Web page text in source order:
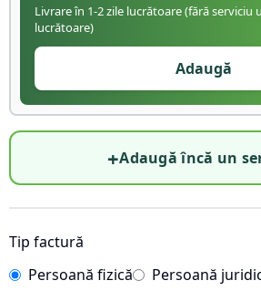
Livrare în 1-2 zile lucrătoare (fără serviciu
lucrătoare)
Adaugă
+Adaugă încă un
Tip factură
Persoană fizică
Persoană